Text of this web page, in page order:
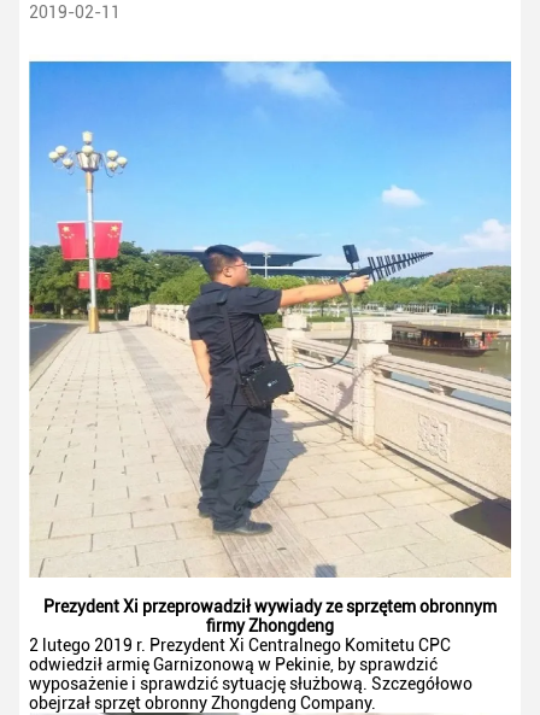
2019-02-11
Prezydent Xi przeprowadził wywiady ze sprzętem obronnym
firmy Zhongdeng
2 lutego 2019 r. Prezydent Xi Centralnego Komitetu CPC
odwiedził armię Garnizonową w Pekinie, by sprawdzić
wyposażenie i sprawdzić sytuację służbową. Szczegółowo
obejrzał sprzęt obronny Zhongdeng Company.